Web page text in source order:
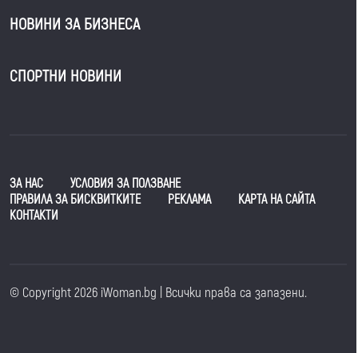
НОВИНИ ЗА БИЗНЕСА
СПОРТНИ НОВИНИ
ЗА НАС
УСЛОВИЯ ЗА ПОЛЗВАНЕ
ПРАВИЛА ЗА БИСКВИТКИТЕ
РЕКЛАМА
КАРТА НА САЙТА
КОНТАКТИ
© Copyright 2026 iWoman.bg | Всички права са запазени.